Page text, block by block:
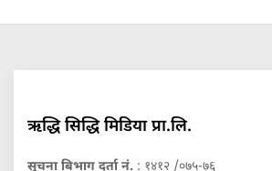
ऋद्धि सिद्धि मिडिया प्रा.लि.
सुचना बिभाग दर्ता नं. : १४१२ /०७५-७६